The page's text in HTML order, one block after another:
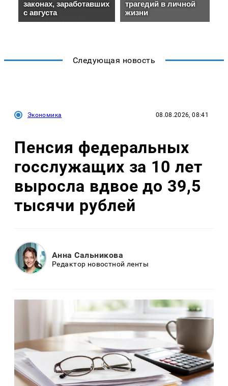
Следующая новость
Экономика 08.08.2026, 08:41
Пенсия федеральных
госслужащих за 10 лет
выросла вдвое до 39,5
тысячи рублей
Анна Сальникова
Редактор новостной ленты